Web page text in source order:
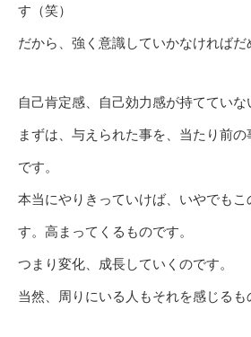
す（笑）
だから、強く意識していかなければだ
自己肯定感、自己効力感が持てていな
まずは、与えられた事を、当たり前
です。
本当にやりきっていけば、いやでもこ
す。高まってくるものです。
つまり変化、成長していくのです。
当然、周りにいる人もそれを感じるも